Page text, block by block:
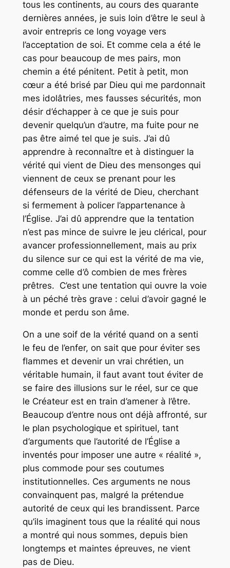
tous les continents, au cours des quarante
dernières années, je suis loin d’être le seul à
avoir entrepris ce long voyage vers
l’acceptation de soi. Et comme cela a été le
cas pour beaucoup de mes pairs, mon
chemin a été pénitent. Petit à petit, mon
cœur a été brisé par Dieu qui me pardonnait
mes idolâtries, mes fausses sécurités, mon
désir d’échapper à ce que je suis pour
devenir quelqu’un d’autre, ma fuite pour ne
pas être aimé tel que je suis. J’ai dû
apprendre à reconnaître et à distinguer la
vérité qui vient de Dieu des mensonges qui
viennent de ceux se prenant pour les
défenseurs de la vérité de Dieu, cherchant
si fermement à policer l’appartenance à
l’Église. J’ai dû apprendre que la tentation
n’est pas mince de suivre le jeu clérical, pour
avancer professionnellement, mais au prix
du silence sur ce qui est la vérité de ma vie,
comme celle d’ô combien de mes frères
prêtres. C’est une tentation qui ouvre la voie
à un péché très grave : celui d’avoir gagné le
monde et perdu son âme.
On a une soif de la vérité quand on a senti
le feu de l’enfer, on sait que pour éviter ses
flammes et devenir un vrai chrétien, un
véritable humain, il faut avant tout éviter de
se faire des illusions sur le réel, sur ce que
le Créateur est en train d’amener à l’être.
Beaucoup d’entre nous ont déjà affronté, sur
le plan psychologique et spirituel, tant
d’arguments que l’autorité de l’Église a
inventés pour imposer une autre « réalité »,
plus commode pour ses coutumes
institutionnelles. Ces arguments ne nous
convainquent pas, malgré la prétendue
autorité de ceux qui les brandissent. Parce
qu’ils imaginent tous que la réalité qui nous
a montré qui nous sommes, depuis bien
longtemps et maintes épreuves, ne vient
pas de Dieu.